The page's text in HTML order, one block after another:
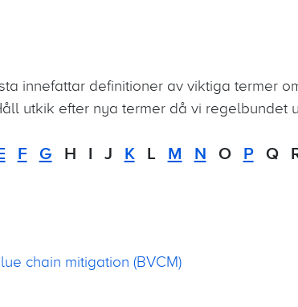
innefattar definitioner av viktiga termer
utkik efter nya termer då vi
F G H I J KL M N O PQ
chain mitigation (BVCM)